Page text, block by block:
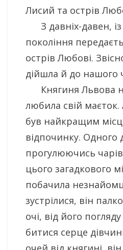
Лисий та острів
З давніх-давен, із
покоління
острів Любові.
дійшла й до нашого
Княгиня Львова
любила свій
був найкращим
відпочинку. Одного
прогулюючись
цього загадкового
побачила
зустрілися, він
очі, від його
битися серце